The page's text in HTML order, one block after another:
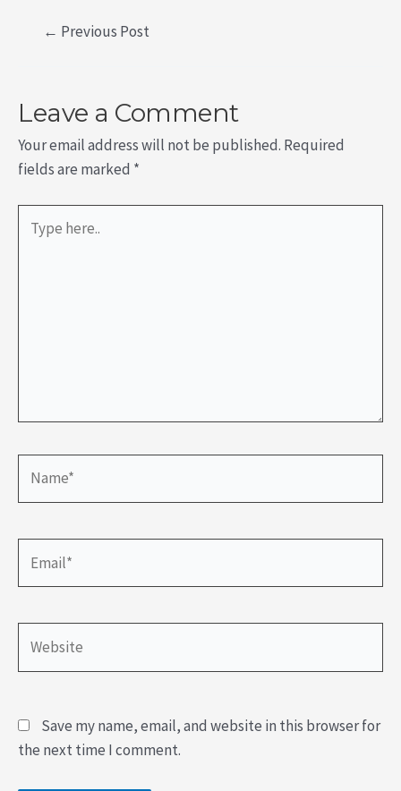
← Previous Post
Leave a Comment
Your email address will not be published. Required
fields are marked *
here..
Save my name, email, and website in this browser for
the next time I comment.